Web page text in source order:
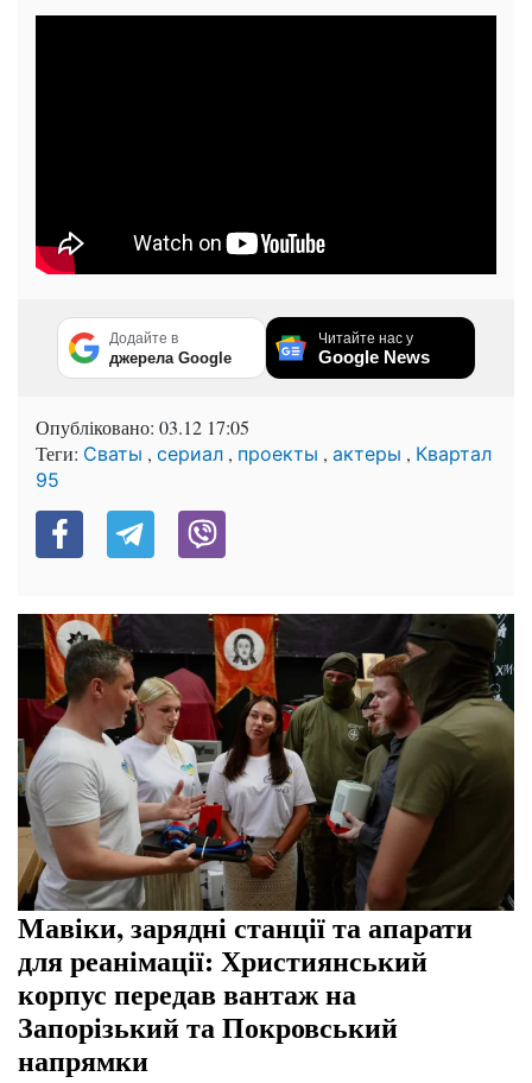
Додайте в
джерела Google
Читайте нас у
Google News
Опубліковано: 03.12 17:05
Теги: Сваты , сериал , проекты , актеры , Квартал
95
Мавіки, зарядні станції та апарати
для реанімації: Християнський
корпус передав вантаж на
Запорізький та Покровський
напрямки